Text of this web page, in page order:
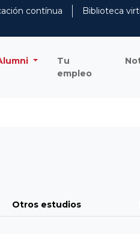
contínua
Biblioteca
Tu
empleo
Otros estudios